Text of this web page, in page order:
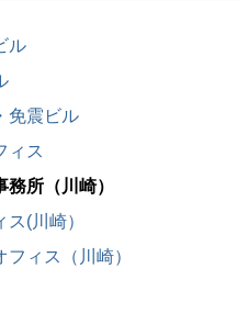
ル
免震ビル
ィス
所（川崎）
(川崎）
ィス（川崎）